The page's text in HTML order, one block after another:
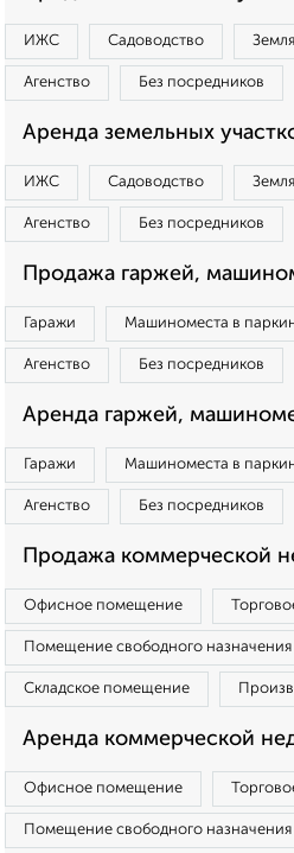
ИЖС Садоводство
Агенство Без посредников
Аренда земельных
ИЖС Садоводство
Агенство Без посредников
Продажа гаржей,
Гаражи Машиноместа в
Агенство Без посредников
Аренда гаржей,
Гаражи Машиноместа в
Агенство Без посредников
Продажа коммерческой
Офисное помещение
Помещение свободного назначения
Складское помещение
Аренда коммерческой
Офисное помещение
Помещение свободного назначения